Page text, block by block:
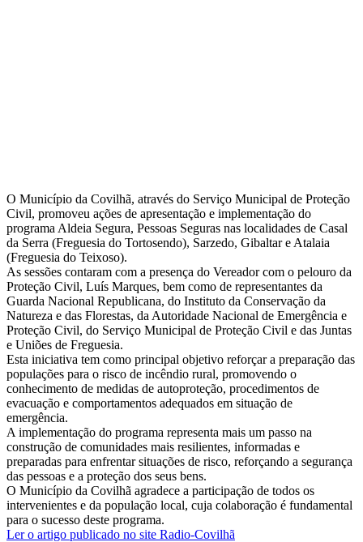
O Município da Covilhã, através do Serviço Municipal de Proteção
Civil, promoveu ações de apresentação e implementação do
programa Aldeia Segura, Pessoas Seguras nas localidades de Casal
da Serra (Freguesia do Tortosendo), Sarzedo, Gibaltar e Atalaia
(Freguesia do Teixoso).
As sessões contaram com a presença do Vereador com o pelouro da
Proteção Civil, Luís Marques, bem como de representantes da
Guarda Nacional Republicana, do Instituto da Conservação da
Natureza e das Florestas, da Autoridade Nacional de Emergência e
Proteção Civil, do Serviço Municipal de Proteção Civil e das Juntas
e Uniões de Freguesia.
Esta iniciativa tem como principal objetivo reforçar a preparação das
populações para o risco de incêndio rural, promovendo o
conhecimento de medidas de autoproteção, procedimentos de
evacuação e comportamentos adequados em situação de
emergência.
A implementação do programa representa mais um passo na
construção de comunidades mais resilientes, informadas e
preparadas para enfrentar situações de risco, reforçando a segurança
das pessoas e a proteção dos seus bens.
O Município da Covilhã agradece a participação de todos os
intervenientes e da população local, cuja colaboração é fundamental
para o sucesso deste programa.
Ler o artigo publicado no site Radio-Covilhã